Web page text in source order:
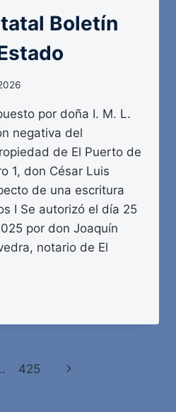
Boletín
por doña I. M. L.
negativa del
de El Puerto de
1, don César Luis
de una escritura
I Se autorizó el día 25
por don Joaquín
notario de El
425
Siguiente